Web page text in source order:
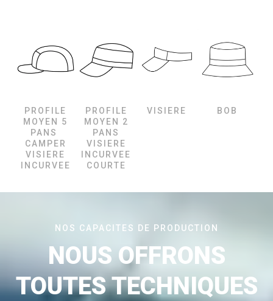
PROFILE
MOYEN 5
PANS
CAMPER
VISIERE
INCURVEE
PROFILE
MOYEN 2
PANS
VISIERE
INCURVEE
COURTE
VISIERE BOB
NOS CAPACITES DE PRODUCTION
NOUS OFFRONS
TOUTES TECHNIQUES